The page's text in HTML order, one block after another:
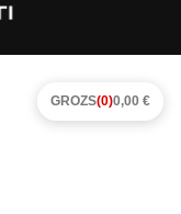
GROZS(0)0,00 €